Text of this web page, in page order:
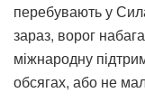
перебувають у
зараз, ворог
міжнародну
обсягах, або не